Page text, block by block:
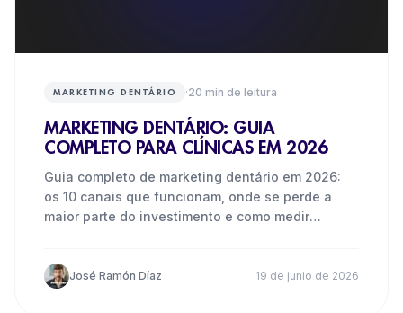
MARKETING DENTÁRIO ·20 min de leitura
MARKETING DENTÁRIO: GUIA
COMPLETO PARA CLÍNICAS EM 2026
Guia completo de marketing dentário em 2026:
os 10 canais que funcionam, onde se perde a
maior parte do investimento e como medir
José Ramón Díaz 19 de junio de 2026